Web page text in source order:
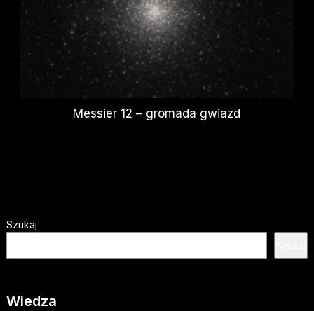
Messier 12 – gromada gwiazd
Szukaj
Wiedza